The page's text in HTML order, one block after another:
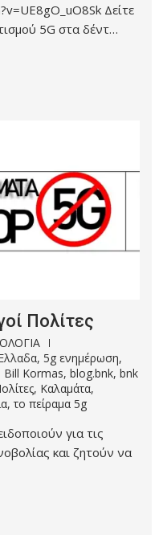
Δείτε
5G στα δέντ…
Πολίτες
,5g ενημέρωση,
Bill Kormas,blog.bnk,bnk
, Καλαμάτα,
,το πείραμα 5g
για τις
και ζητούν να